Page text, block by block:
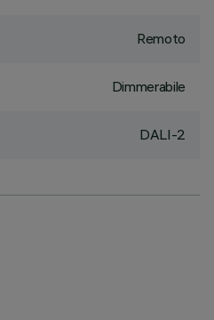
Remoto
Dimmerabile
DALI-2